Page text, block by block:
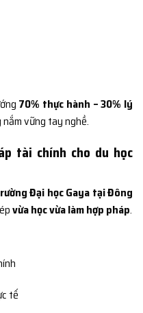
70% thực hành – 30% lý
vững tay nghề.
tài chính cho du học
Đại học Gaya tại Đông
vừa học vừa làm hợp pháp.
tế